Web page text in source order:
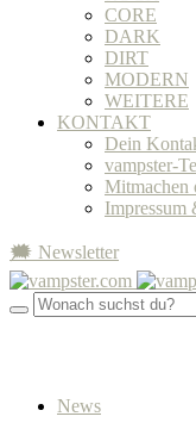
CORE
DARK
DIRT
MODERN
WEITERE
KONTAKT
Dein
vampster-
Mitmachen
Impressum
🗯 Newsletter
News